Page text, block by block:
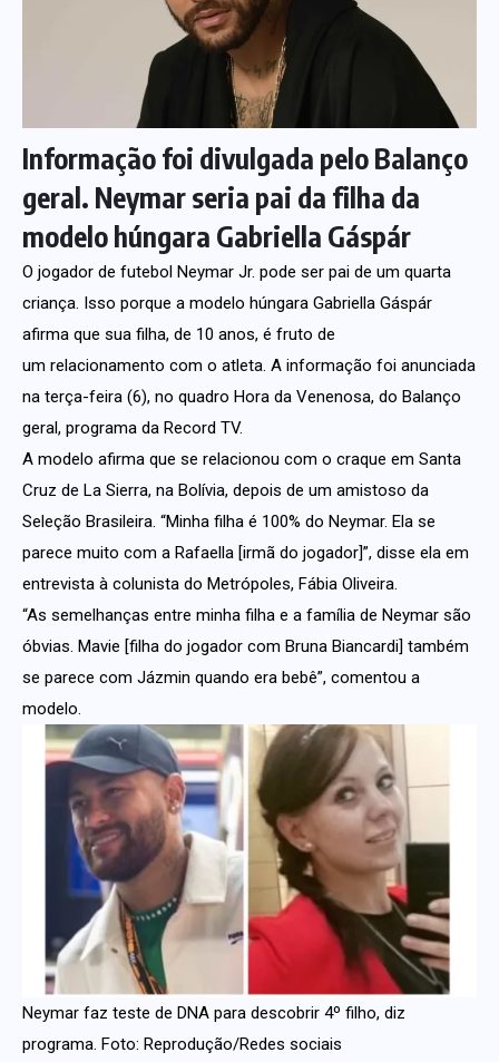
Informação foi divulgada pelo Balanço
geral. Neymar seria pai da filha da
modelo húngara Gabriella Gáspár
O jogador de futebol Neymar Jr. pode ser pai de um quarta
criança. Isso porque a modelo húngara Gabriella Gáspár
afirma que sua filha, de 10 anos, é fruto de
um relacionamento com o atleta. A informação foi anunciada
na terça-feira (6), no quadro Hora da Venenosa, do Balanço
geral, programa da Record TV.
A modelo afirma que se relacionou com o craque em Santa
Cruz de La Sierra, na Bolívia, depois de um amistoso da
Seleção Brasileira. “Minha filha é 100% do Neymar. Ela se
parece muito com a Rafaella [irmã do jogador]”, disse ela em
entrevista à colunista do Metrópoles, Fábia Oliveira.
“As semelhanças entre minha filha e a família de Neymar são
óbvias. Mavie [filha do jogador com Bruna Biancardi] também
se parece com Jázmin quando era bebê”, comentou a
modelo.
Neymar faz teste de DNA para descobrir 4º filho, diz
programa. Foto: Reprodução/Redes sociais